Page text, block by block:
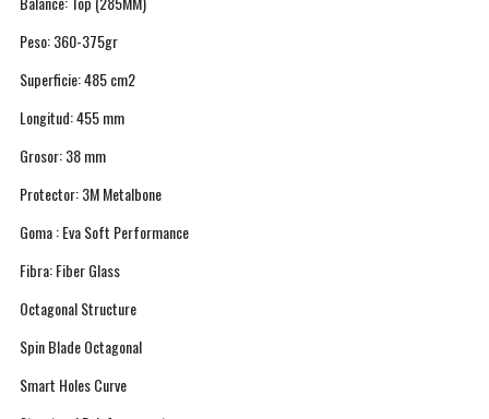
Peso: 360-375gr
Superficie: 485 cm2
Longitud: 455 mm
Grosor: 38 mm
Protector: 3M Metalbone
Goma : Eva Soft Performance
Fibra: Fiber Glass
Octagonal Structure
Spin Blade Octagonal
Smart Holes Curve